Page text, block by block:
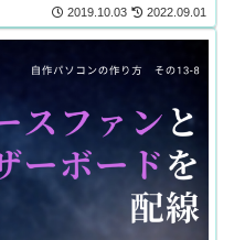
2019.10.03 2022.09.01